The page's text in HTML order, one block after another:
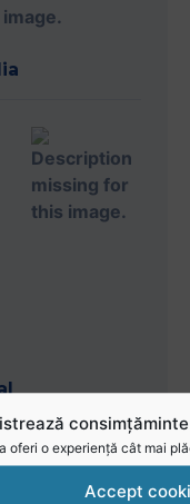
oferi o experiență cât mai
Accept